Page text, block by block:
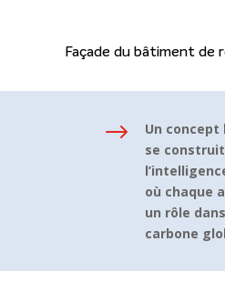
Façade du bâtiment de
$
Un concept
se
où chaque
un rôle
carbone